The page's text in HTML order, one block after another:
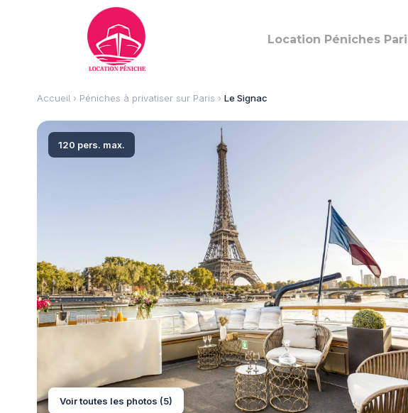
Location Péniches
Accueil › Péniches à privatiser sur Paris › Le Signac
120 pers. max.
Voir toutes les photos (5)